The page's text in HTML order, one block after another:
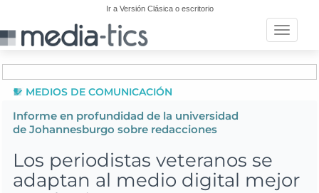
Ir a Versión Clásica o escritorio
Toggle
MEDIOS DE COMUNICACIÓN
Informe en profundidad de la universidad
de Johannesburgo sobre redacciones
Los periodistas veteranos se
adaptan al medio digital mejor